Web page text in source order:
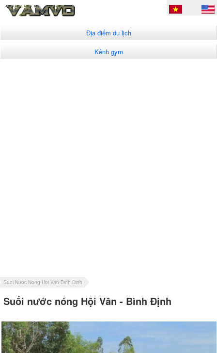
Địa điểm du lịch
Kênh gym
Suoi Nuoc Nong Hoi Van Binh Dinh
Suối nước nóng Hội Vân - Bình Định